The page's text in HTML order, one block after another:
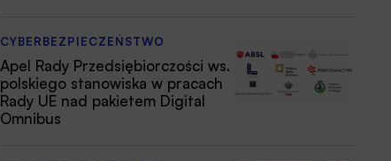
CYBERBEZPIECZEŃSTWO
Apel Rady Przedsiębiorczości ws.
polskiego stanowiska w pracach
Rady UE nad pakietem Digital
Omnibus